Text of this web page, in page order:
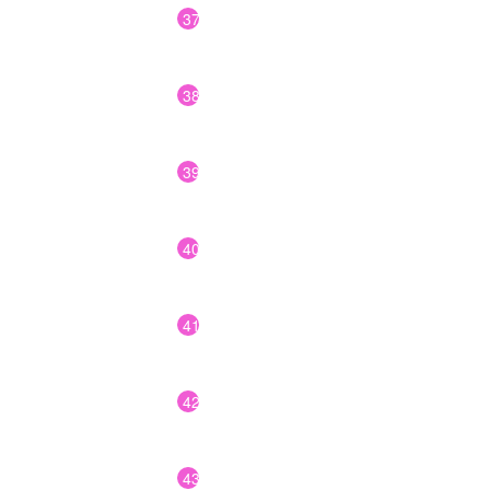
37
38
39
40
41
42
43